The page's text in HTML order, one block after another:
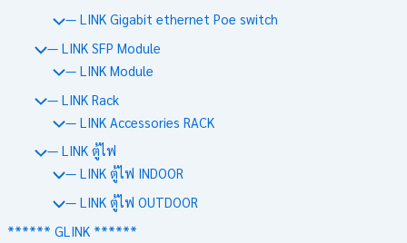
— LINK Gigabit ethernet Poe switch
— LINK SFP Module
— LINK Module
— LINK Rack
— LINK Accessories RACK
— LINK ตู้ไฟ
— LINK ตู้ไฟ INDOOR
— LINK ตู้ไฟ OUTDOOR
****** GLINK ******